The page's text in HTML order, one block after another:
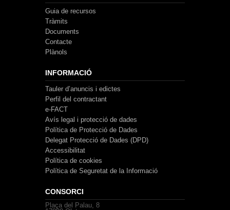
Guia de recursos
Tràmits
Documents
Contacte
Plànols
INFORMACIÓ
Tauler d’anuncis i edictes
Perfil del contractant
e-FACT
Avís legal i protecció de dades
Política de Protecció de Dades
Delegat Protecció de Dades (DPD)
Accessibilitat
Política de cookies
Política de Seguretat de la Informació
CONSORCI
Plaça del Palau, 8